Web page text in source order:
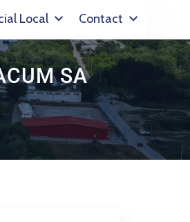
Local Contact
SA